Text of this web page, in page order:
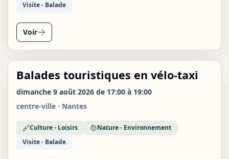
Visite - Balade
Voir
DIM
09
AOÛT
Balades touristiques en vélo-taxi
dimanche 9 août 2026 de 17:00 à 19:00
centre-ville · Nantes
Culture - Loisirs
Nature - Environnement
Visite - Balade